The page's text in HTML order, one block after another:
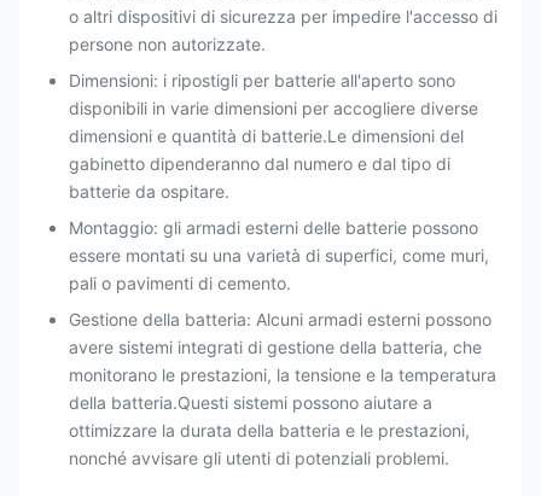
o altri dispositivi di sicurezza per impedire l'accesso di
persone non autorizzate.
Dimensioni: i ripostigli per batterie all'aperto sono
disponibili in varie dimensioni per accogliere diverse
dimensioni e quantità di batterie.Le dimensioni del
gabinetto dipenderanno dal numero e dal tipo di
batterie da ospitare.
Montaggio: gli armadi esterni delle batterie possono
essere montati su una varietà di superfici, come muri,
pali o pavimenti di cemento.
Gestione della batteria: Alcuni armadi esterni possono
avere sistemi integrati di gestione della batteria, che
monitorano le prestazioni, la tensione e la temperatura
della batteria.Questi sistemi possono aiutare a
ottimizzare la durata della batteria e le prestazioni,
nonché avvisare gli utenti di potenziali problemi.